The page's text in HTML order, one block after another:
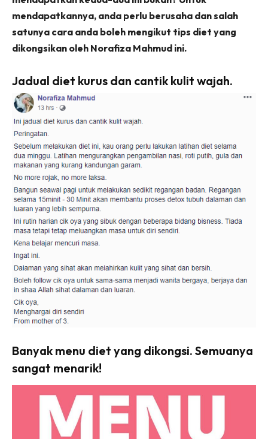
mendapatkannya, anda perlu berusaha dan salah
satunya cara anda boleh mengikut tips diet yang
dikongsikan oleh Norafiza Mahmud ini.
Jadual diet kurus dan cantik kulit wajah.
Banyak menu diet yang dikongsi. Semuanya
sangat menarik!